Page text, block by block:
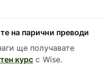
на парични преводи
ще получавате
курс с Wise.